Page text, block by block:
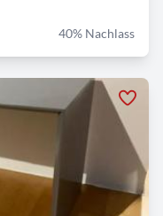
40% Nachlass